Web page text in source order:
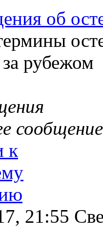
об
рубежом
сообщение
21:55